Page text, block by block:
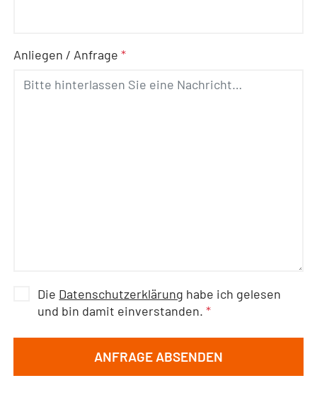
Anliegen / Anfrage*
Die Datenschutzerklärung habe ich gelesen
und bin damit einverstanden.*
ANFRAGE ABSENDEN